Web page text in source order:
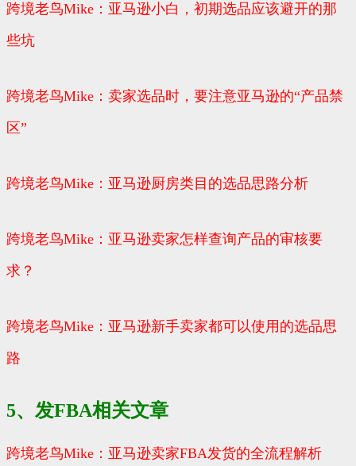
跨境老鸟Mike：亚马逊小白，初期选品应该避开的那
些坑
跨境老鸟Mike：卖家选品时，要注意亚马逊的“产品禁
区”
跨境老鸟Mike：亚马逊厨房类目的选品思路分析
跨境老鸟Mike：亚马逊卖家怎样查询产品的审核要
求？
跨境老鸟Mike：亚马逊新手卖家都可以使用的选品思
路
5、发FBA相关文章
跨境老鸟Mike：亚马逊卖家FBA发货的全流程解析